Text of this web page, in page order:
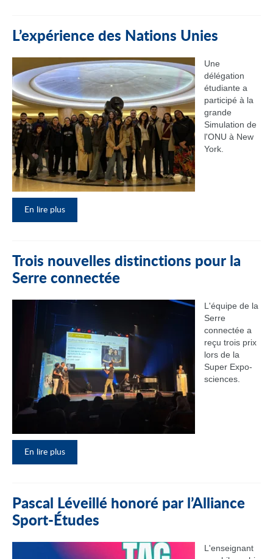
L’expérience des Nations Unies
Une
délégation
étudiante a
participé à la
grande
Simulation de
l'ONU à New
York.
En lire plus
Trois nouvelles distinctions pour la
Serre connectée
L'équipe de la
Serre
connectée a
reçu trois prix
lors de la
Super Expo-
sciences.
En lire plus
Pascal Léveillé honoré par l’Alliance
Sport-Études
L'enseignant